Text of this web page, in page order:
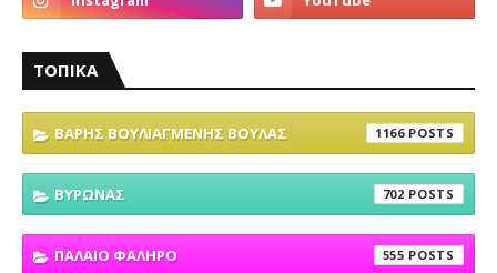
ΤΟΠΙΚΑ
ΒΑΡΗΣ ΒΟΥΛΙΑΓΜΕΝΗΣ ΒΟΥΛΑΣ 1166
ΒΥΡΩΝΑΣ 702
ΠΑΛΑΙΟ ΦΑΛΗΡΟ 555